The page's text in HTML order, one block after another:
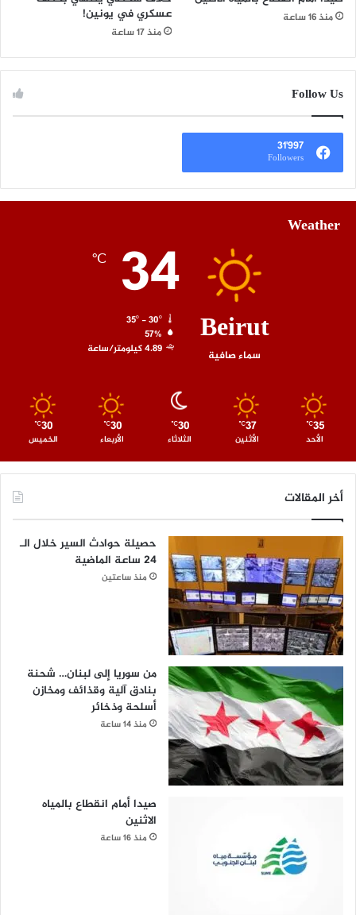
منذ 16 ساعة
عسكري في يونين!
منذ 17 ساعة
Follow Us
31٬997
Followers
Weather
Beirut
سماء صافية
34
℃
35º - 30º
57%
4.89 كيلومتر/ساعة
35
℃
الأحد
37
℃
الأثنين
30
℃
الثلاثاء
30
℃
الأربعاء
30
℃
الخميس
أخر المقالات
حصيلة حوادث السير خلال الـ
24 ساعة الماضية
منذ ساعتين
من سوريا إلى لبنان… شحنة
بنادق آلية وقذائف ومخازن
أسلحة وذخائر
منذ 14 ساعة
صيدا أمام انقطاع بالمياه
الاثنين
منذ 16 ساعة